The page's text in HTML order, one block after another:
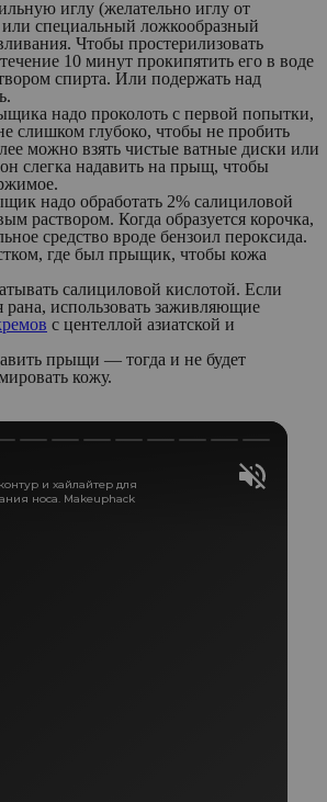
иглу (желательно иглу от
специальный ложкообразный
Чтобы простерилизовать
10 минут прокипятить его в воде
спирта. Или подержать над
надо проколоть с первой попытки,
слишком глубоко, чтобы не пробить
можно взять чистые ватные диски или
слегка надавить на прыщ, чтобы
надо обработать 2% салициловой
раствором. Когда образуется корочка,
средство вроде бензоил пероксида.
где был прыщик, чтобы кожа
салициловой кислотой. Если
рана, использовать заживляющие
с центеллой азиатской и
прыщи — тогда и не будет
кожу.